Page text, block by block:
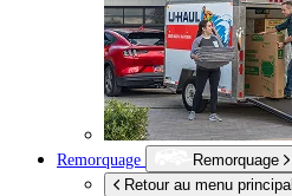
Remorquage
Remorquage
Retour au menu principal